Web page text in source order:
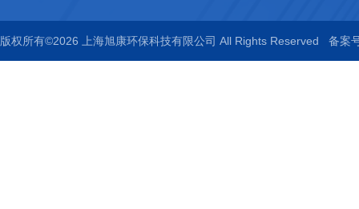
版权所有©2026 上海旭康环保科技有限公司 All Rights Reserved 备案